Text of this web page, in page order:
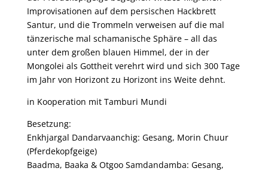
Improvisationen auf dem persischen Hackbrett
Santur, und die Trommeln verweisen auf die mal
tänzerische mal schamanische Sphäre – all das
unter dem großen blauen Himmel, der in der
Mongolei als Gottheit verehrt wird und sich 300 Tage
im Jahr von Horizont zu Horizont ins Weite dehnt.
in Kooperation mit Tamburi Mundi
Besetzung:
Enkhjargal Dandarvaanchig: Gesang, Morin Chuur
(Pferdekopfgeige)
Baadma, Baaka & Otgoo Samdandamba: Gesang,